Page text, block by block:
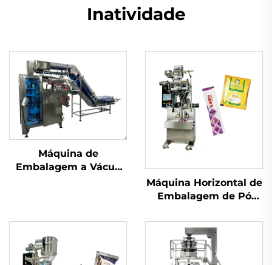
Inatividade
Máquina de
Embalagem a Vácuo
Máquina Horizontal de
Embalagem de Pó